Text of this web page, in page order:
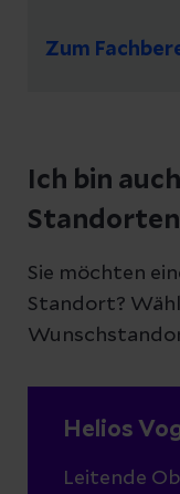
Zum
Ich bin
Sie möchten
Standort?
Helios
Leitende